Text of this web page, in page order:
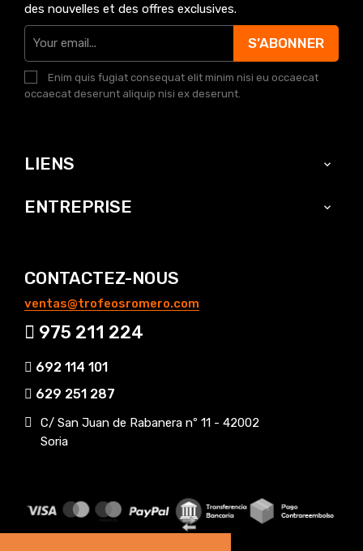
des nouvelles et des offres exclusives.
S’ABONNER
Enim quis fugiat consequat elit minim nisi eu occaecat
occaecat deserunt aliquip nisi ex deserunt.
LIENS 
ENTREPRISE 
CONTACTEZ-NOUS
ventas@trofeosromero.com
975 211 224
692 114 101
629 251 287
C/ San Juan de Rabanera nº 11 - 42002
Soria